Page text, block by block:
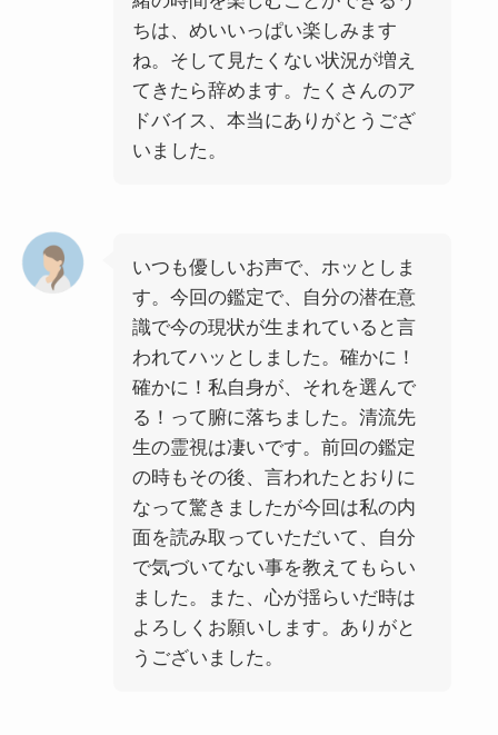
ちは、めいいっぱい楽しみます
ね。そして見たくない状況が増え
てきたら辞めます。たくさんのア
ドバイス、本当にありがとうござ
いました。
いつも優しいお声で、ホッとしま
す。今回の鑑定で、自分の潜在意
識で今の現状が生まれていると言
われてハッとしました。確かに！
確かに！私自身が、それを選んで
る！って腑に落ちました。清流先
生の霊視は凄いです。前回の鑑定
の時もその後、言われたとおりに
なって驚きましたが今回は私の内
面を読み取っていただいて、自分
で気づいてない事を教えてもらい
ました。また、心が揺らいだ時は
よろしくお願いします。ありがと
うございました。